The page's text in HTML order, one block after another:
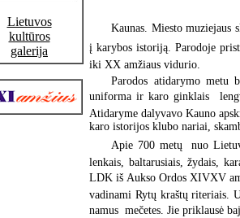
Lietuvos
kultūros
galerija
Kaunas. Miesto
į karybos istoriją. Parodoje
iki XX amžiaus vidurio.
Parodos atidarymo metu
uniforma ir karo ginklais 
Atidaryme dalyvavo Kauno
karo istorijos klubo nariai,
Apie 700 metų  nuo
lenkais, baltarusiais, žydais,
LDK iš Aukso Ordos XIVXV
vadinami Rytų kraštų riteriais.
namus  mečetes. Jie priklausė